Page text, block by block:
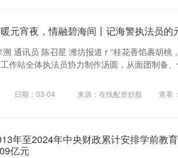
元宵夜，情融碧海间丨记海警执法员的
通讯员 陈召星 潍坊报道 r “桂花香馅裹胡桃
作站全体执法员协力制作汤圆，从面团制备
日期：03-04 来源：在线配资炒股 查看
年至2024年中央财政累计安排学前教
亿元